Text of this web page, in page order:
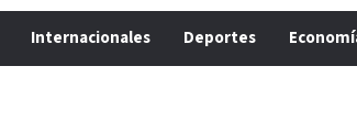
Internacionales Deportes